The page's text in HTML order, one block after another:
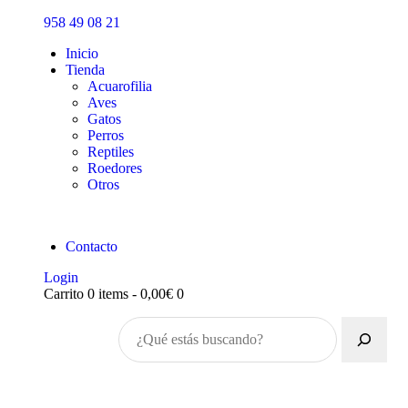
958 49 08 21
Inicio
Tienda
Acuarofilia
Aves
Gatos
Perros
Reptiles
Roedores
Otros
Contacto
Login
Carrito 0 items - 0,00€ 0
Inicio